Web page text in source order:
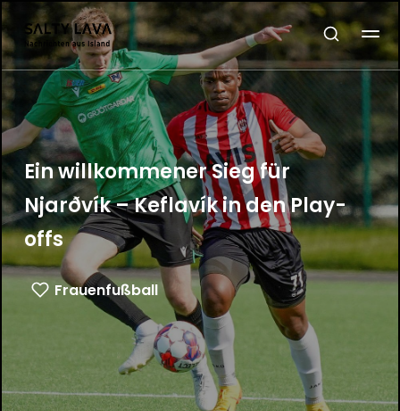
Ein willkommener Sieg für
Njarðvík – Keflavík in den Play-
offs
Frauenfußball